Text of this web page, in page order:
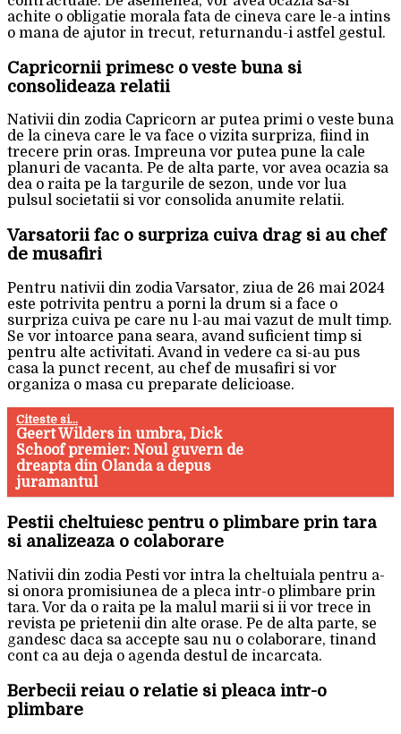
achite o obligatie morala fata de cineva care le-a intins
o mana de ajutor in trecut, returnandu-i astfel gestul.
Capricornii primesc o veste buna si
consolideaza relatii
Nativii din zodia Capricorn ar putea primi o veste buna
de la cineva care le va face o vizita surpriza, fiind in
trecere prin oras. Impreuna vor putea pune la cale
planuri de vacanta. Pe de alta parte, vor avea ocazia sa
dea o raita pe la targurile de sezon, unde vor lua
pulsul societatii si vor consolida anumite relatii.
Varsatorii fac o surpriza cuiva drag si au chef
de musafiri
Pentru nativii din zodia Varsator, ziua de 26 mai 2024
este potrivita pentru a porni la drum si a face o
surpriza cuiva pe care nu l-au mai vazut de mult timp.
Se vor intoarce pana seara, avand suficient timp si
pentru alte activitati. Avand in vedere ca si-au pus
casa la punct recent, au chef de musafiri si vor
organiza o masa cu preparate delicioase.
Citeste si...
Geert Wilders in umbra, Dick
Schoof premier: Noul guvern de
dreapta din Olanda a depus
juramantul
Pestii cheltuiesc pentru o plimbare prin tara
si analizeaza o colaborare
Nativii din zodia Pesti vor intra la cheltuiala pentru a-
si onora promisiunea de a pleca intr-o plimbare prin
tara. Vor da o raita pe la malul marii si ii vor trece in
revista pe prietenii din alte orase. Pe de alta parte, se
gandesc daca sa accepte sau nu o colaborare, tinand
cont ca au deja o agenda destul de incarcata.
Berbecii reiau o relatie si pleaca intr-o
plimbare